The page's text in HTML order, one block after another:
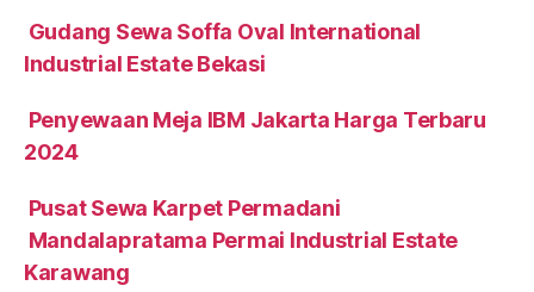
Gudang Sewa Soffa Oval International
Industrial Estate Bekasi
Penyewaan Meja IBM Jakarta Harga Terbaru
2024
Pusat Sewa Karpet Permadani
Mandalapratama Permai Industrial Estate
Karawang